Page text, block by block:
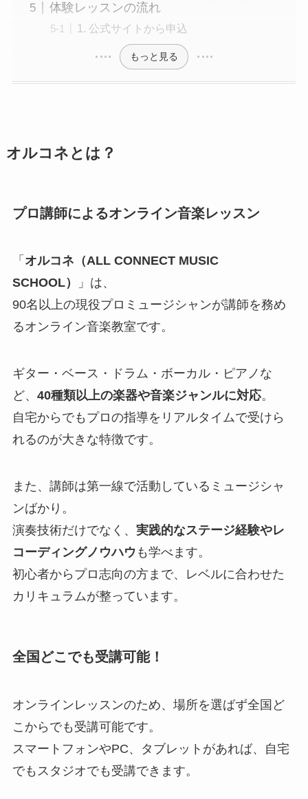
体験レッスンの流れ
1. 公式サイトから申込
もっと見る
オルコネとは？
プロ講師によるオンライン音楽レッスン
「 オルコネ（ALL CONNECT MUSIC
SCHOOL）
」は、
90名以上の現役プロミュージシャンが講師を務め
るオンライン音楽教室です。
ギター・ベース・ドラム・ボーカル・ピアノな
ど、 40種類以上の楽器や音楽ジャンルに対応。
自宅からでもプロの指導をリアルタイムで受けら
れるのが大きな特徴です。
また、講師は第一線で活動しているミュージシャ
ンばかり。
演奏技術だけでなく、 実践的なステージ経験やレ
コーディングノウハウ も学べます。
初心者からプロ志向の方まで、レベルに合わせた
カリキュラムが整っています。
全国どこでも受講可能！
オンラインレッスンのため、場所を選ばず全国ど
こからでも受講可能です。
スマートフォンやPC、タブレットがあれば、自宅
でもスタジオでも受講できます。